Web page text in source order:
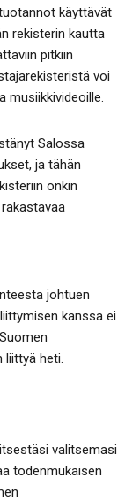
käyttävät
rekisterin kautta
pitkiin
voi
musiikkivideoille.
Salossa
ja tähän
onkin
johtuen
kanssa ei
liittyä heti.
valitsemasi
todenmukaisen